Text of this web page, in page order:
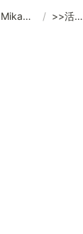
Mikawaya Subscription / >>活用方法はこちら